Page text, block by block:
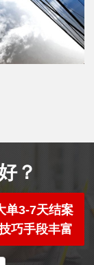
？
单3-7天结案
巧手段丰富